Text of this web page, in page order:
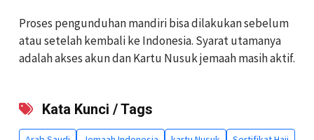
Proses pengunduhan mandiri bisa dilakukan sebelum
atau setelah kembali ke Indonesia. Syarat utamanya
adalah akses akun dan Kartu Nusuk jemaah masih aktif.
Kata Kunci / Tags